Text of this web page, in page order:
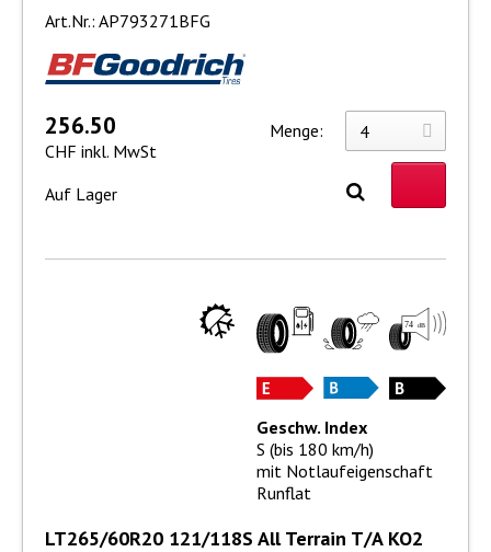
Art.Nr.: AP793271BFG
256.50
CHF inkl. MwSt
Menge:
Auf Lager
LT265/60R20 121/118S All Terrain T/A KO2
Geschw. Index
S (bis 180 km/h)
mit Notlaufeigenschaft
Runflat